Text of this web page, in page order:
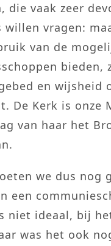
die vaak zeer
willen vragen:
van de
bieden,
en wijsheid
De Kerk is onze
van haar het
we dus nog
een
niet ideaal, bij
was het ook